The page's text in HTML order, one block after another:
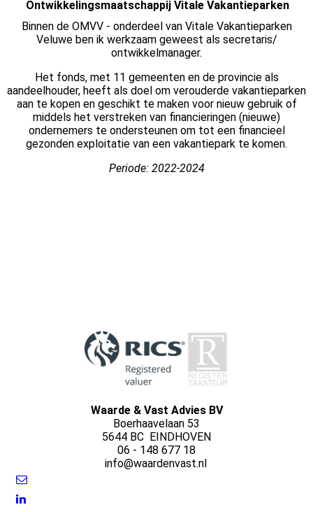
Ontwikkelingsmaatschappij Vitale Vakantieparken
Binnen de OMVV - onderdeel van Vitale Vakantieparken
Veluwe ben ik werkzaam geweest als secretaris/
ontwikkelmanager.
Het fonds, met 11 gemeenten en de provincie als
aandeelhouder, heeft als doel om verouderde vakantieparken
aan te kopen en geschikt te maken voor nieuw gebruik of
middels het verstreken van financieringen (nieuwe)
ondernemers te ondersteunen om tot een financieel
gezonden exploitatie van een vakantiepark te komen.
Periode: 2022-2024
Waarde & Vast Advies BV
Boerhaavelaan 53
5644 BC EINDHOVEN
06 - 148 677 18
info@waardenvast.nl